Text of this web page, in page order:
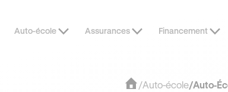
Auto-école Assurances Financement
/Auto-école/Auto-